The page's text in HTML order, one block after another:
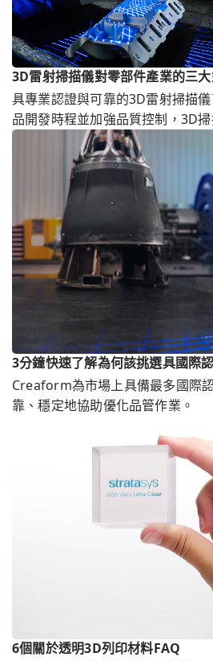
3D雷射掃描儀對零部件產業的三
具專業認證與可靠的3D雷射掃描
品開發時程並加強品質控制，3D
場已成趨勢。
3分鐘快速了解為何該挑選具國際
Creaform為市場上具備最多國際
靠、穩定地協助優化品管作業。
6個關於透明3D列印材料FAQ